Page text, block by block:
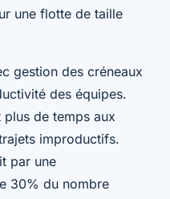
une flotte de taille
gestion des créneaux
des équipes.
de temps aux
improductifs.
par une
30% du nombre